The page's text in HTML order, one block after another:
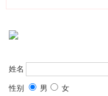
姓名
性别 男 女